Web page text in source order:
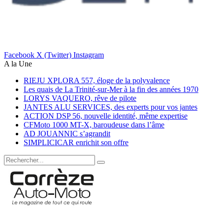
Facebook X (Twitter) Instagram
A la Une
RIEJU XPLORA 557, éloge de la polyvalence
Les quais de La Trinité-sur-Mer à la fin des années 1970
LORYS VAQUERO, rêve de pilote
JANTES ALU SERVICES, des experts pour vos jantes
ACTION DSP 56, nouvelle identité, même expertise
CFMoto 1000 MT-X, baroudeuse dans l’âme
AD JOUANNIC s’agrandit
SIMPLICICAR enrichit son offre